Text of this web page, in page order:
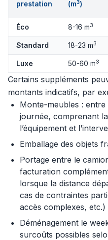
prestation
(m3)
Éco 8-16 m3
Standard 18-23 m3
Luxe 50-60 m3
Certains suppléments
montants indicatifs, par
Monte-meubles :
journée, comprenant
l’équipement et
Emballage des objets
Portage entre le
facturation
lorsque la distance
cas de contraintes
accès complexes, etc.)
Déménagement le
surcoûts possibles